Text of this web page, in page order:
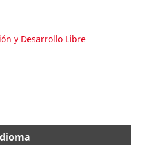
y Desarrollo Libre